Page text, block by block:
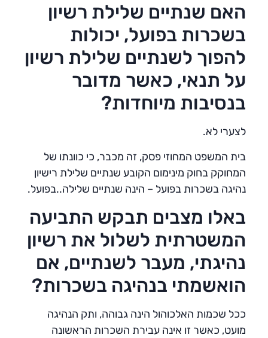
האם שנתיים שלילת רשיון
בשכרות בפועל, יכולות
להפוך לשנתיים שלילת רשיון
על תנאי, כאשר מדובר
בנסיבות מיוחדות?
לצערי לא.
בית המשפט המחוזי פסק, זה מכבר, כי כוונתו של
המחוקק בחוק מינימום הקובע שנתיים שלילת רישיון
נהיגה בשכרות בפועל – הינה שנתיים שלילה..בפועל.
באלו מצבים תבקש התביעה
המשטרתית לשלול את רשיון
נהיגתי, מעבר לשנתיים, אם
הואשמתי בנהיגה בשכרות?
ככל שכמות האלכוהול הינה גבוהה, ותק הנהיגה
מועט, כאשר זו אינה עבירת השכרות הראשונה